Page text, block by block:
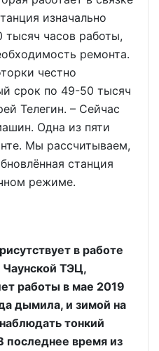
изначально
часов работы,
ремонта.
честно
срок по 49-50 тысяч
Телегин. – Сейчас
Одна из пяти
Мы рассчитываем,
станция
режиме.
в работе
ТЭЦ,
работы в мае 2019
дымила, и зимой на
тонкий
последнее время из